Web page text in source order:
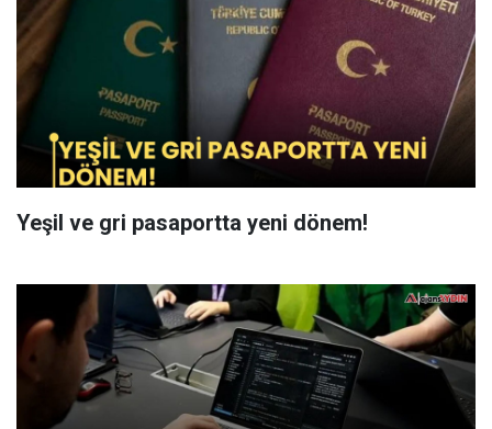
Yeşil ve gri pasaportta yeni dönem!